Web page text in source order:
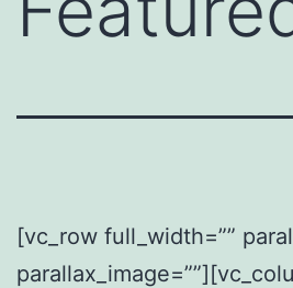
[vc_row full_width=””